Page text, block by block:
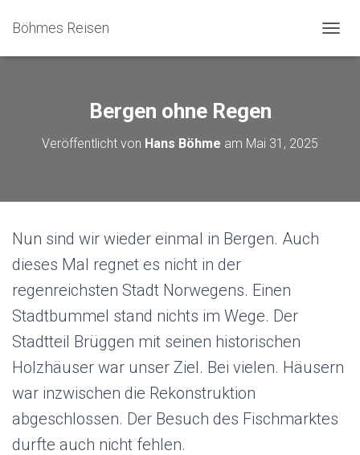
Böhmes Reisen
A
Bergen ohne Regen
Veröffentlicht von Hans Böhme am Mai 31, 2025
Nun sind wir wieder einmal in Bergen. Auch
dieses Mal regnet es nicht in der
regenreichsten Stadt Norwegens. Einen
Stadtbummel stand nichts im Wege. Der
Stadtteil Brüggen mit seinen historischen
Holzhäuser war unser Ziel. Bei vielen. Häusern
war inzwischen die Rekonstruktion
abgeschlossen. Der Besuch des Fischmarktes
durfte auch nicht fehlen.